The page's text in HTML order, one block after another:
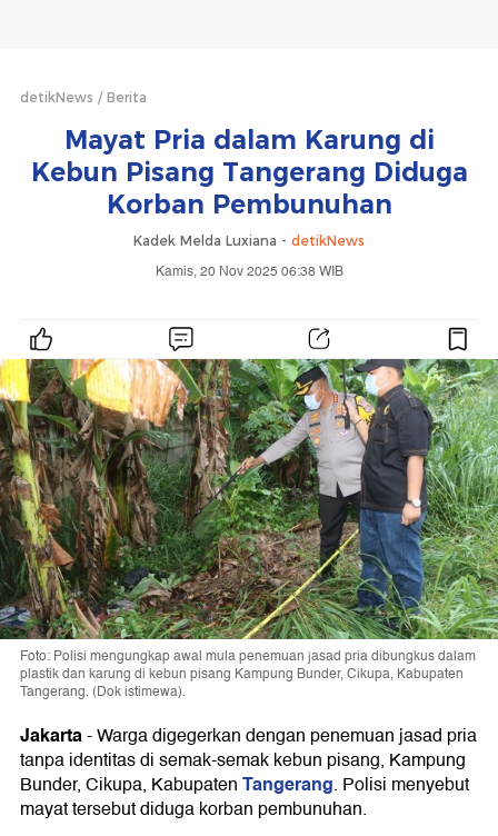
detikNews Berita
Mayat Pria dalam Karung di
Kebun Pisang Tangerang Diduga
Korban Pembunuhan
Kadek Melda Luxiana - detikNews
Kamis, 20 Nov 2025 06:38 WIB
Foto: Polisi mengungkap awal mula penemuan jasad pria dibungkus dalam
plastik dan karung di kebun pisang Kampung Bunder, Cikupa, Kabupaten
Tangerang. (Dok istimewa).
Jakarta-Warga digegerkan dengan penemuan jasad pria
tanpa identitas di semak-semak kebun pisang, Kampung
Bunder, Cikupa, KabupatenTangerang. Polisi menyebut
mayat tersebut diduga korban pembunuhan.